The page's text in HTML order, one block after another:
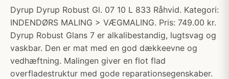
Dyrup Dyrup Robust Gl. 07 10 L 833 Råhvid. Kategori:
INDENDØRS MALING > VÆGMALING. Pris: 749.00 kr.
Dyrup Robust Glans 7 er alkalibestandig, lugtsvag og
vaskbar. Den er mat med en god dækkeevne og
vedhæftning. Malingen giver en flot flad
overfladestruktur med gode reparationsegenskaber.